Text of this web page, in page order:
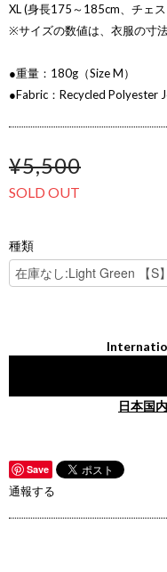
XL (身長175～185cm、チェ
※サイズの数値は、衣服の寸
●重量：180g（Size M）
●Fabric：Recycled Polyester
¥5,500
SOLD OUT
種類
日本国
Save
通報する